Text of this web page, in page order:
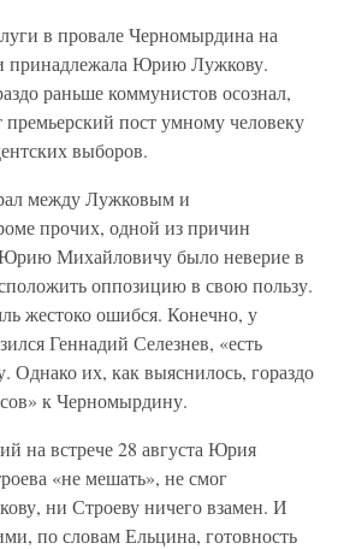
в провале Черномырдина на
принадлежала Юрию Лужкову.
раньше коммунистов осознал,
премьерский пост умному человеку
выборов.
между Лужковым и
прочих, одной из причин
Юрию Михайловичу было неверие в
оппозицию в свою пользу.
жестоко ошибся. Конечно, у
Геннадий Селезнев, «есть
Однако их, как выяснилось, гораздо
к Черномырдину.
на встрече 28 августа Юрия
«не мешать», не смог
ни Строеву ничего взамен. И
по словам Ельцина, готовность